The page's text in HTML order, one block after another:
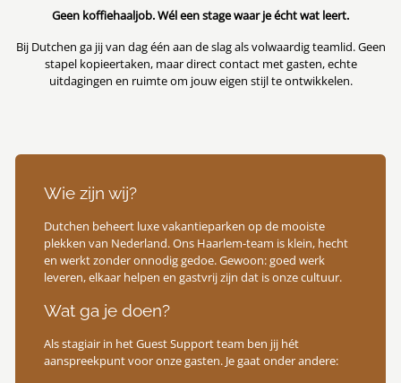
Geen koffiehaaljob. Wél een stage waar je écht wat leert.
Bij Dutchen ga jij van dag één aan de slag als volwaardig teamlid. Geen
stapel kopieertaken, maar direct contact met gasten, echte
uitdagingen en ruimte om jouw eigen stijl te ontwikkelen.
Wie zijn wij?
Dutchen beheert luxe vakantieparken op de mooiste
plekken van Nederland. Ons Haarlem-team is klein, hecht
en werkt zonder onnodig gedoe. Gewoon: goed werk
leveren, elkaar helpen en gastvrij zijn dat is onze cultuur.
Wat ga je doen?
Als stagiair in het Guest Support team ben jij hét
aanspreekpunt voor onze gasten. Je gaat onder andere: